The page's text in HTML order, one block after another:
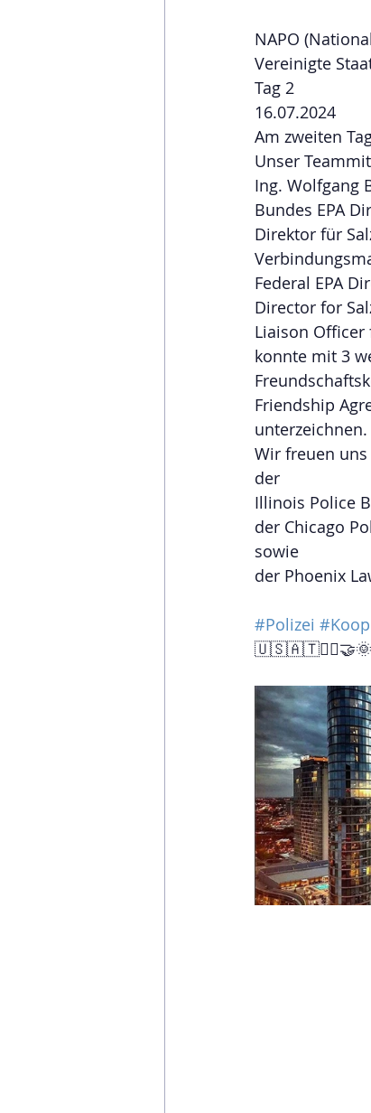
NAPO
Vereinigte
Tag 2
16.07.2024
Am zweiten
Unser
Ing. Wolfgang
Bundes EPA
Direktor für
Federal EPA
Director for
Liaison Officer
konnte mit 3
Friendship
unterzeichnen.
Wir freuen
der
Illinois Police
der Chicago
sowie
der Phoenix
#Polizei